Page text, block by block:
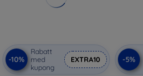
-10%
Rabatt
med
kupong
EXTRA10 -5%